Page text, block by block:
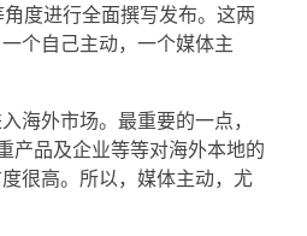
度进行全面撰写发布。这两
个自己主动，一个媒体主
海外市场。最重要的一点，
产品及企业等等对海外本地的
很高。所以，媒体主动，尤